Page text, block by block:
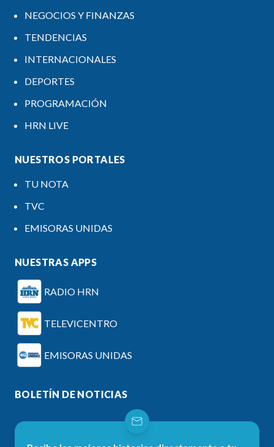
NEGOCIOS Y FINANZAS
TENDENCIAS
INTERNACIONALES
DEPORTES
PROGRAMACIÓN
HRN LIVE
NUESTROS PORTALES
TU NOTA
TVC
EMISORAS UNIDAS
NUESTRAS APPS
RADIO HRN
TELEVICENTRO
EMISORAS UNIDAS
BOLETÍN DE NOTICIAS